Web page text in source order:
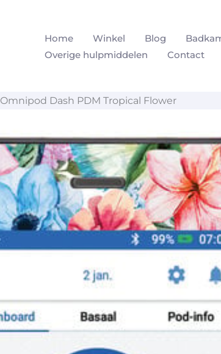
Home Winkel Blog
Overige hulpmiddelen
Contact
Omnipod Dash PDM Tropical Flower